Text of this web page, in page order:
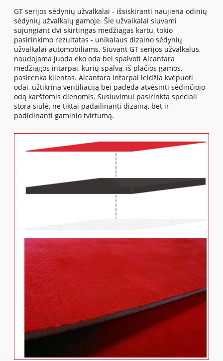
GT serijos sėdynių užvalkalai - išsiskiranti naujiena odinių
sėdynių užvalkalų gamoje. Šie užvalkalai siuvami
sujungiant dvi skirtingas medžiagas kartu, tokio
pasirinkimo rezultatas - unikalaus dizaino sėdynių
užvalkalai automobiliams. Siuvant GT serijos užvalkalus,
naudojama juoda eko oda bei spalvoti Alcantara
medžiagos intarpai, kurių spalvą, iš plačios gamos,
pasirenka klientas. Alcantara intarpai leidžia kvėpuoti
odai, užtikrina ventiliaciją bei padeda atvėsinti sėdinčiojo
odą karštomis dienomis. Susiuvimui pasirinkta speciali
stora siūlė, ne tiktai padailinanti dizainą, bet ir
padidinanti gaminio tvirtumą.